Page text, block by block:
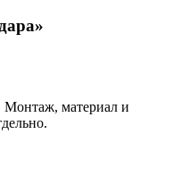
Монтаж, материал и